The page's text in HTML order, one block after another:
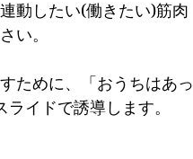
動したい(働きたい)筋肉
い。
ために、「おうちはあっ
イドで誘導します。